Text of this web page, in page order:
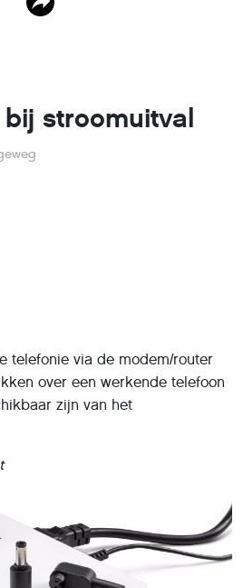
bij stroomuitval
telefonie via de modem/router
over een werkende telefoon
zijn van het